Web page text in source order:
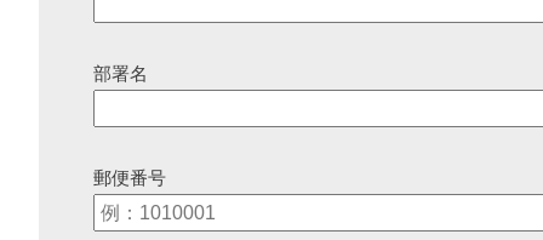
部署名
郵便番号